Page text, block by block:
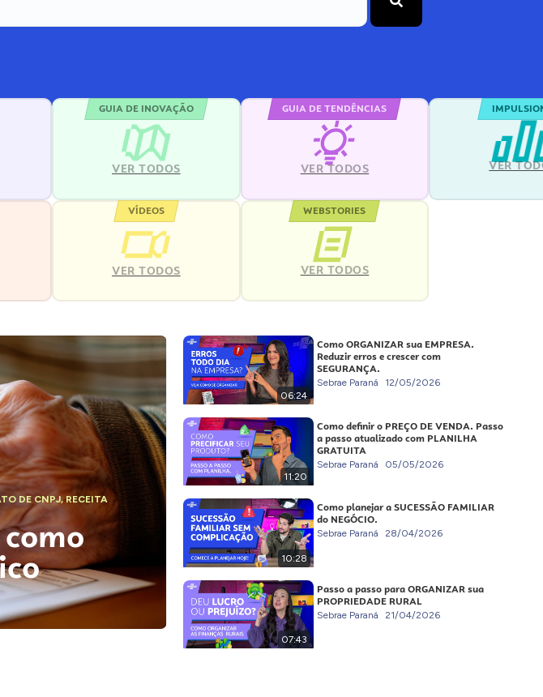
GUIA DE INOVAÇÃO
VER TODOS
GUIA DE TENDÊNCIAS
VER TODOS VER
VÍDEOS
VER TODOS
WEBSTORIES
VER TODOS
DE CNPJ,RECEITA
06:24
Como ORGANIZAR sua EMPRESA.
Reduzir erros e crescer com
SEGURANÇA.
Sebrae Paraná 12/05/2026
11:20
Como definir o PREÇO DE VENDA. Passo
a passo atualizado com PLANILHA
GRATUITA
Sebrae Paraná 05/05/2026
10:28
Como planejar a SUCESSÃO FAMILIAR
do NEGÓCIO.
Sebrae Paraná 28/04/2026
07:43
Passo a passo para ORGANIZAR sua
PROPRIEDADE RURAL
Sebrae Paraná 21/04/2026